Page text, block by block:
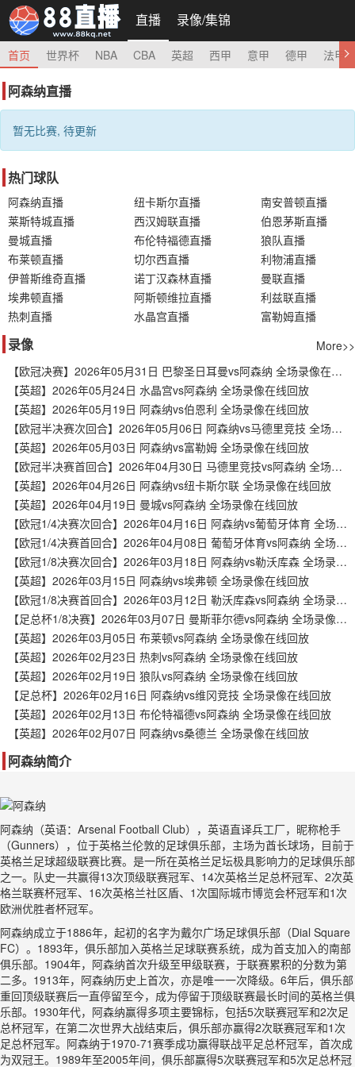
直播 录像/集锦
首页 世界杯 NBA CBA 英超 西甲 意甲 德甲 法甲
阿森纳直播
暂无比赛, 待更新
热门球队
阿森纳直播 纽卡斯尔直播
南安普顿直播
莱斯特城直播
西汉姆联直播
伯恩茅斯直播
曼城直播
布伦特福德直播
狼队直播
布莱顿直播
切尔西直播
利物浦直播
伊普斯维奇直播
诺丁汉森林直播
曼联直播
埃弗顿直播
阿斯顿维拉直播
利兹联直播
热刺直播
水晶宫直播 富勒姆直播
录像
More>>
【欧冠决赛】2026年05月31日 巴黎圣日耳曼vs阿森纳 全场录像在线回放
【英超】2026年05月24日 水晶宫vs阿森纳 全场录像在线回放
【英超】2026年05月19日 阿森纳vs伯恩利 全场录像在线回放
【欧冠半决赛次回合】2026年05月06日 阿森纳vs马德里竞技 全场录像在线回放
【英超】2026年05月03日 阿森纳vs富勒姆 全场录像在线回放
【欧冠半决赛首回合】2026年04月30日 马德里竞技vs阿森纳 全场录像在线回放
【英超】2026年04月26日 阿森纳vs纽卡斯尔联 全场录像在线回放
【英超】2026年04月19日 曼城vs阿森纳 全场录像在线回放
【欧冠1/4决赛次回合】2026年04月16日 阿森纳vs葡萄牙体育 全场录像在线回放
【欧冠1/4决赛首回合】2026年04月08日 葡萄牙体育vs阿森纳 全场录像在线回放
【欧冠1/8决赛次回合】2026年03月18日 阿森纳vs勒沃库森 全场录像在线回放
【英超】2026年03月15日 阿森纳vs埃弗顿 全场录像在线回放
【欧冠1/8决赛首回合】2026年03月12日 勒沃库森vs阿森纳 全场录像在线回放
【足总杯1/8决赛】2026年03月07日 曼斯菲尔德vs阿森纳 全场录像在线回放
【英超】2026年03月05日 布莱顿vs阿森纳 全场录像在线回放
【英超】2026年02月23日 热刺vs阿森纳 全场录像在线回放
【英超】2026年02月19日 狼队vs阿森纳 全场录像在线回放
【足总杯】2026年02月16日 阿森纳vs维冈竞技 全场录像在线回放
【英超】2026年02月13日 布伦特福德vs阿森纳 全场录像在线回放
【英超】2026年02月07日 阿森纳vs桑德兰 全场录像在线回放
阿森纳简介
阿森纳（英语：Arsenal Football Club），英语直译兵工厂，昵称枪手
（Gunners），位于英格兰伦敦的足球俱乐部，主场为酋长球场，目前于
英格兰足球超级联赛比赛。是一所在英格兰足坛极具影响力的足球俱乐部
之一。队史一共赢得13次顶级联赛冠军、14次英格兰足总杯冠军、2次英
格兰联赛杯冠军、16次英格兰社区盾、1次国际城市博览会杯冠军和1次
欧洲优胜者杯冠军。
阿森纳成立于1886年，起初的名字为戴尔广场足球俱乐部（Dial Square
FC）。1893年，俱乐部加入英格兰足球联赛系统，成为首支加入的南部
俱乐部。1904年，阿森纳首次升级至甲级联赛，于联赛累积的分数为第
二多。1913年，阿森纳历史上首次，亦是唯一一次降级。6年后，俱乐部
重回顶级联赛后一直停留至今，成为停留于顶级联赛最长时间的英格兰俱
乐部。1930年代，阿森纳赢得多项主要锦标，包括5次联赛冠军和2次足
总杯冠军，在第二次世界大战结束后，俱乐部亦赢得2次联赛冠军和1次
足总杯冠军。阿森纳于1970-71赛季成功赢得联战平足总杯冠军，首次成
为双冠王。1989年至2005年间，俱乐部赢得5次联赛冠军和5次足总杯冠